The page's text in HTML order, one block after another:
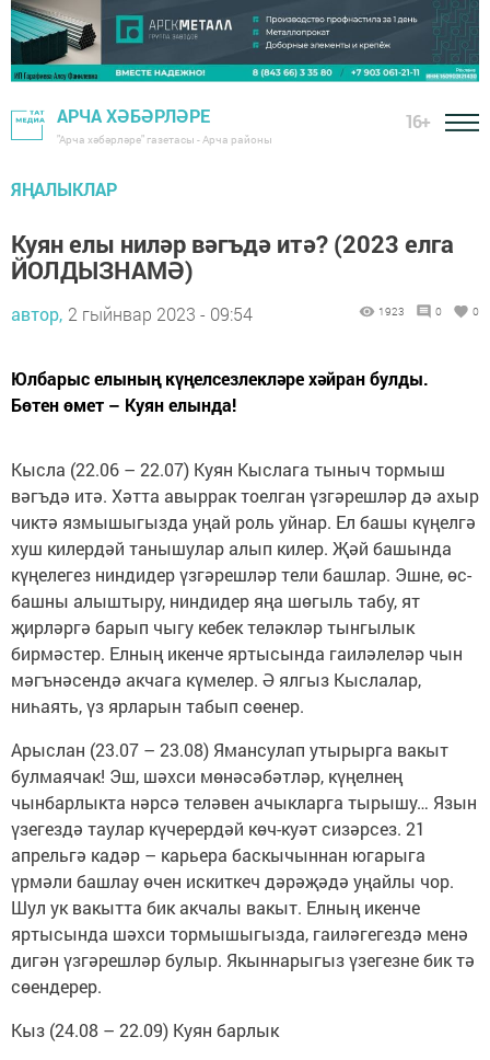
АРЧА ХӘБӘРЛӘРЕ
"Арча хәбәрләре" газетасы - Арча районы
16+
ЯҢАЛЫКЛАР
Куян елы ниләр вәгъдә итә? (2023 елга
ЙОЛДЫЗНАМӘ)
автор, 2 гыйнвар 2023 - 09:54 1923 0 0
Юлбарыс елының күңелсезлекләре хәйран булды.
Бөтен өмет – Куян елында!
Кысла (22.06 – 22.07) Куян Кыслага тыныч тормыш
вәгъдә итә. Хәтта авыррак тоелган үзгәрешләр дә ахыр
чиктә язмышыгызда уңай роль уйнар. Ел башы күңелгә
хуш килердәй танышулар алып килер. Җәй башында
күңелегез ниндидер үзгәрешләр тели башлар. Эшне, өс-
башны алыштыру, ниндидер яңа шөгыль табу, ят
җирләргә барып чыгу кебек теләкләр тынгылык
бирмәстер. Елның икенче яртысында гаиләлеләр чын
мәгънәсендә акчага күмелер. Ә ялгыз Кыслалар,
ниһаять, үз ярларын табып сөенер.
Арыслан (23.07 – 23.08) Ямансулап утырырга вакыт
булмаячак! Эш, шәхси мөнәсәбәтләр, күңелнең
чынбарлыкта нәрсә теләвен ачыкларга тырышу… Язын
үзегездә таулар күчерердәй көч-куәт сизәрсез. 21
апрельгә кадәр – карьера баскычыннан югарыга
үрмәли башлау өчен искиткеч дәрәҗәдә уңайлы чор.
Шул ук вакытта бик акчалы вакыт. Елның икенче
яртысында шәхси тормышыгызда, гаиләгегездә менә
дигән үзгәрешләр булыр. Якыннарыгыз үзегезне бик тә
сөендерер.
Кыз (24.08 – 22.09) Куян барлык